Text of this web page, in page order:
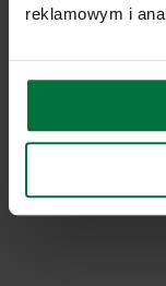
reklamowym i